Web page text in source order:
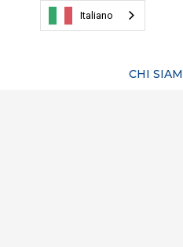
Italiano
CHI